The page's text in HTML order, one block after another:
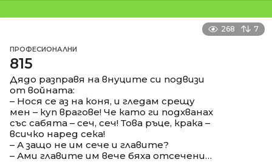
268 7
ПРОФЕСИОНАЛНИ
815
Дядо разправя на внуците си подвизи
от войната:
– Нося се аз на коня, и гледам срещу
мен – куп врагове! Че като ги подхванах
със сабята – сеч, сеч! Това ръце, крака –
всичко наред сека!
– А защо не им сече и главите?
– Ами главите им вече бяха отсечени…